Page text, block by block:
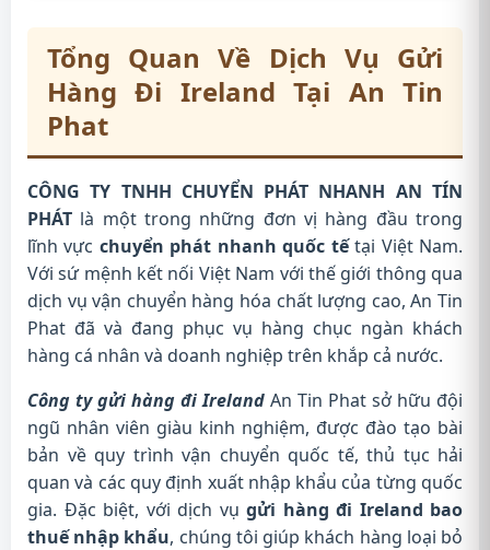
Tổng Quan Về Dịch Vụ Gửi
Hàng Đi Ireland Tại An Tin
Phat
CÔNG TY TNHH CHUYỂN PHÁT NHANH AN TÍN
PHÁT là một trong những đơn vị hàng đầu trong
lĩnh vực chuyển phát nhanh quốc tếtại Việt Nam.
Với sứ mệnh kết nối Việt Nam với thế giới thông qua
dịch vụ vận chuyển hàng hóa chất lượng cao, An Tin
Phat đã và đang phục vụ hàng chục ngàn khách
hàng cá nhân và doanh nghiệp trên khắp cả nước.
Công ty gửi hàng đi Ireland An Tin Phat sở hữu đội
ngũ nhân viên giàu kinh nghiệm, được đào tạo bài
bản về quy trình vận chuyển quốc tế, thủ tục hải
quan và các quy định xuất nhập khẩu của từng quốc
gia. Đặc biệt, với dịch vụ gửi hàng đi Ireland bao
thuế nhập khẩu, chúng tôi giúp khách hàng loại bỏ